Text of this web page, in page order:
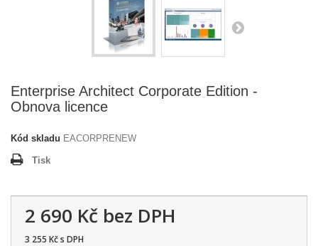
Enterprise Architect Corporate Edition -
Obnova licence
Kód skladu EACORPRENEW
Tisk
2 690 Kč bez DPH
3 255 Kčs DPH